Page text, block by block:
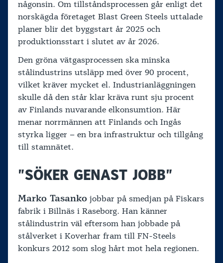
någonsin. Om tillståndsprocessen går enligt det
norskägda företaget Blast Green Steels uttalade
planer blir det byggstart år 2025 och
produktionsstart i slutet av år 2026.
Den gröna vätgasprocessen ska minska
stålindustrins utsläpp med över 90 procent,
vilket kräver mycket el. Industrianläggningen
skulle då den står klar kräva runt sju procent
av Finlands nuvarande elkonsumtion. Här
menar norrmännen att Finlands och Ingås
styrka ligger – en bra infrastruktur och tillgång
till stamnätet.
”SÖKER GENAST JOBB”
Marko Tasanko jobbar på smedjan på Fiskars
fabrik i Billnäs i Raseborg. Han känner
stålindustrin väl eftersom han jobbade på
stålverket i Koverhar fram till FN-Steels
konkurs 2012 som slog hårt mot hela regionen.